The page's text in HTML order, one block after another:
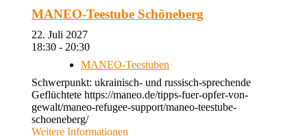
MANEO-Teestube Schöneberg
22. Juli 2027
18:30 - 20:30
MANEO-Teestuben
Schwerpunkt: ukrainisch- und russisch-sprechende
Geflüchtete https://maneo.de/tipps-fuer-opfer-von-
gewalt/maneo-refugee-support/maneo-teestube-
schoeneberg/
Weitere Informationen